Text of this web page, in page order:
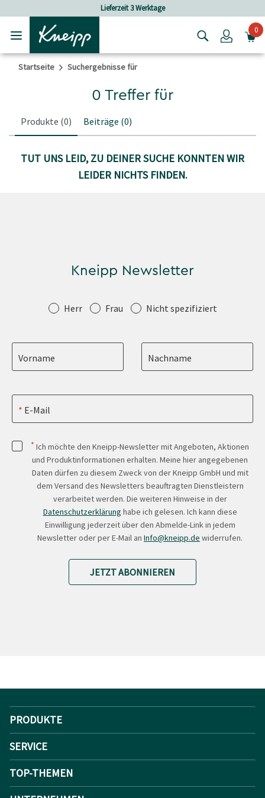
Lieferzeit 3 Werktage
Login0
Startseite Suchergebnisse für
0 Treffer für
Produkte (0) Beiträge (0)
TUT UNS LEID, ZU DEINER SUCHE KONNTEN WIR
LEIDER NICHTS FINDEN.
Kneipp Newsletter
Anrede Herr Frau Nicht spezifiziert
Vorname Nachname
E-Mail
* Ich möchte den Kneipp-Newsletter mit Angeboten, Aktionen
und Produktinformationen erhalten. Meine hier angegebenen
Daten dürfen zu diesem Zweck von der Kneipp GmbH und mit
dem Versand des Newsletters beauftragten Dienstleistern
verarbeitet werden. Die weiteren Hinweise in der
Datenschutzerklärung habe ich gelesen. Ich kann diese
Einwilligung jederzeit über den Abmelde-Link in jedem
Newsletter oder per E-Mail an Info@kneipp.de widerrufen.
JETZT ABONNIEREN
PRODUKTE
SERVICE
TOP-THEMEN